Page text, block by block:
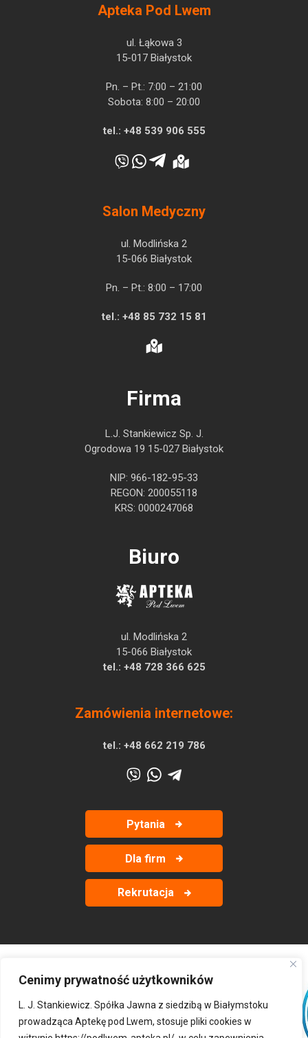
Cenimy prywatność użytkowników
L. J. Stankiewicz. Spółka Jawna z siedzibą w Białymstoku
prowadząca Aptekę pod Lwem, stosuje pliki cookies w
Apteka Pod Lwem
ul. Łąkowa 3
15-017 Białystok
Pn. – Pt.: 7:00 – 21:00
Sobota: 8:00 – 20:00
tel.: +48 539 906 555
Salon Medyczny
ul. Modlińska 2
15-066 Białystok
Pn. – Pt.: 8:00 – 17:00
tel.: +48 85 732 15 81
Firma
L.J. Stankiewicz Sp. J.
Ogrodowa 19 15-027 Białystok
NIP: 966-182-95-33
REGON: 200055118
KRS: 0000247068
Biuro
ul. Modlińska 2
15-066 Białystok
tel.: +48 728 366 625
Zamówienia internetowe:
tel.: +48 662 219 786
Pytania
Dla firm
Rekrutacja
‹